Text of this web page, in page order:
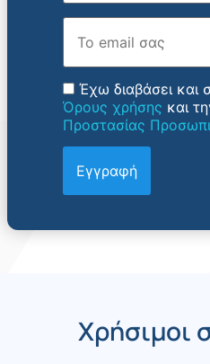
Email
Έχω διαβάσει
Όρους χρήσης και
Προστασίας
Χρήσιμοι